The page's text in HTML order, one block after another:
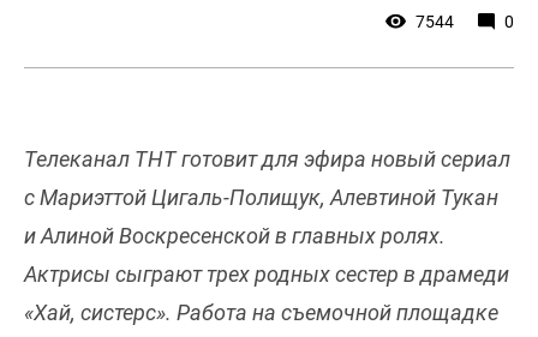
7544 0
Телеканал ТНТ готовит для эфира новый сериал
с Мариэттой Цигаль-Полищук, Алевтиной Тукан
и Алиной Воскресенской в главных ролях.
Актрисы сыграют трех родных сестер в драмеди
«Хай, систерс». Работа на съемочной площадке